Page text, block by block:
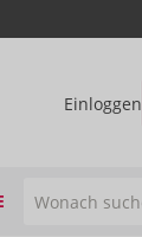
Einloggen